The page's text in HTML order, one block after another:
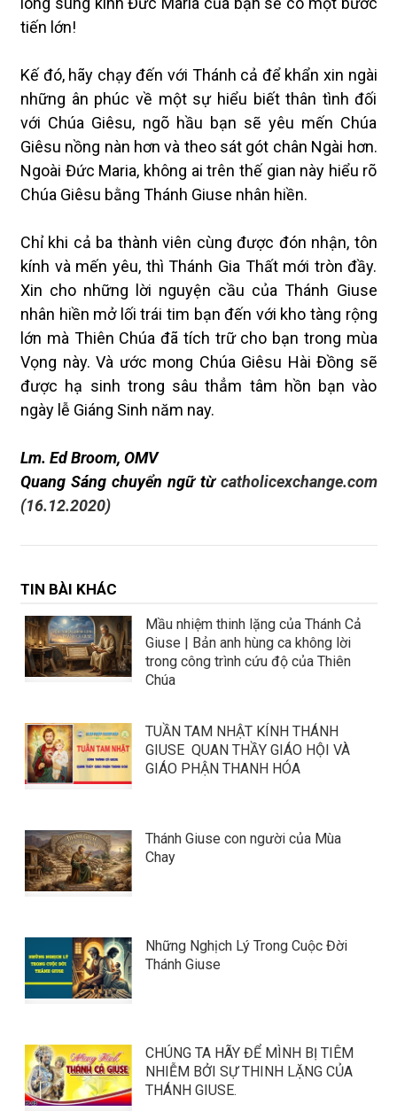
tiến lớn!
Kế đó, hãy chạy đến với Thánh cả để khẩn xin ngài
những ân phúc về một sự hiểu biết thân tình đối
với Chúa Giêsu, ngõ hầu bạn sẽ yêu mến Chúa
Giêsu nồng nàn hơn và theo sát gót chân Ngài hơn.
Ngoài Đức Maria, không ai trên thế gian này hiểu rõ
Chúa Giêsu bằng Thánh Giuse nhân hiền.
Chỉ khi cả ba thành viên cùng được đón nhận, tôn
kính và mến yêu, thì Thánh Gia Thất mới tròn đầy.
Xin cho những lời nguyện cầu của Thánh Giuse
nhân hiền mở lối trái tim bạn đến với kho tàng rộng
lớn mà Thiên Chúa đã tích trữ cho bạn trong mùa
Vọng này. Và ước mong Chúa Giêsu Hài Đồng sẽ
được hạ sinh trong sâu thẳm tâm hồn bạn vào
ngày lễ Giáng Sinh năm nay.
Lm. Ed Broom, OMV
Quang Sángchuyển ngữ từ catholicexchange.com
(16.12.2020)
TIN BÀI KHÁC
Mầu nhiệm thinh lặng của Thánh Cả
Giuse | Bản anh hùng ca không lời
trong công trình cứu độ của Thiên
Chúa
TUẦN TAM NHẬT KÍNH THÁNH
GIUSE QUAN THẦY GIÁO HỘI VÀ
GIÁO PHẬN THANH HÓA
Thánh Giuse con người của Mùa
Chay
Những Nghịch Lý Trong Cuộc Đời
Thánh Giuse
​​​​​​​CHÚNG TA HÃY ĐỂ MÌNH BỊ TIÊM
NHIỄM BỞI SỰ THINH LẶNG CỦA
THÁNH GIUSE.